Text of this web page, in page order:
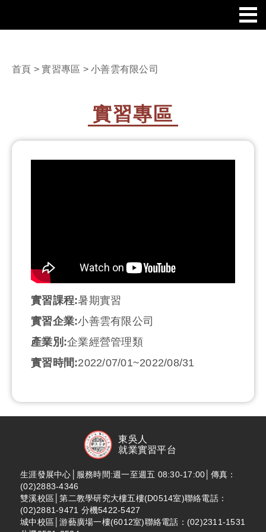
首頁 >實習專區 > 小善雲有限公司
實習專區
實習課程:暑期實習
實習企業:小善雲有限公司
產業別:企業經營管理類
實習時間:2022/07/01~2022/08/31
東吳人
就業實習平台
生涯發展中心│服務時間:週一至週五 08:30-17:00│傳真：
(02)2883-4346
雙溪校區│第二教學研究大樓五樓(D0514室)聯絡電話：
(02)2881-9471 分機5422-5427
城中校區│游藝廣場一樓(6012室)聯絡電話：(02)2311-1531